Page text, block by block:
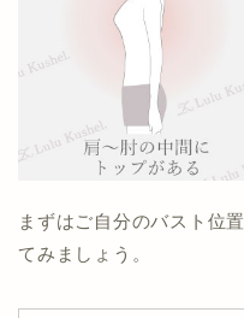
まずはご自分のバスト位
てみましょう。